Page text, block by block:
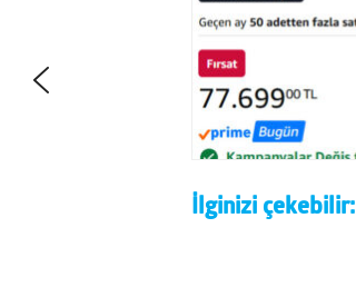
İlginizi çekebilir: